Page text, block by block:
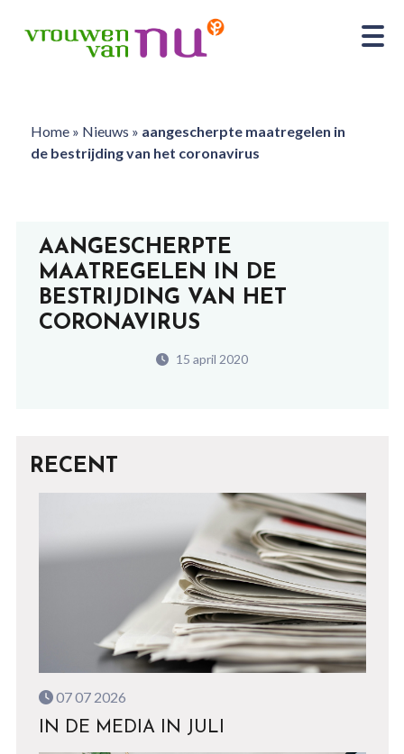
Home» Nieuws » aangescherpte maatregelen in
de bestrijding van het coronavirus
AANGESCHERPTE
MAATREGELEN IN DE
BESTRIJDING VAN HET
CORONAVIRUS
15 april 2020
RECENT
07 07 2026
IN DE MEDIA IN JULI